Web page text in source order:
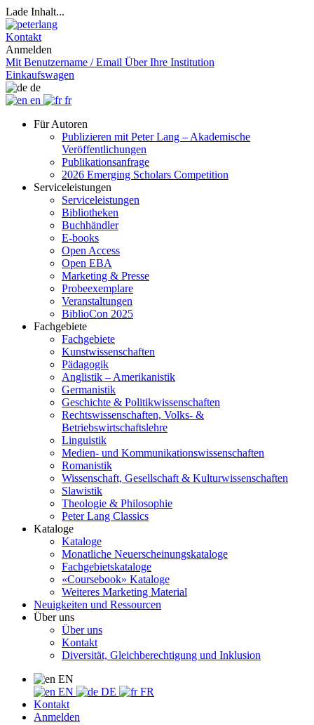
Lade Inhalt...
Kontakt
Anmelden
Mit Benutzername / Email Über Ihre Institution
Einkaufswagen
de
en
fr
Für Autoren
Publizieren mit Peter Lang – Akademische
Veröffentlichungen
Publikationsanfrage
2026 Emerging Scholars Competition
Serviceleistungen
Serviceleistungen
Bibliotheken
Buchhändler
E-books
Open Access
Open EBA
Marketing & Presse
Probeexemplare
Veranstaltungen
BiblioCon 2025
Fachgebiete
Fachgebiete
Kunstwissenschaften
Pädagogik
Anglistik – Amerikanistik
Germanistik
Geschichte & Politikwissenschaften
Rechtswissenschaften, Volks- &
Betriebswirtschaftslehre
Linguistik
Medien- und Kommunikationswissenschaften
Romanistik
Wissenschaft, Gesellschaft & Kulturwissenschaften
Slawistik
Theologie & Philosophie
Peter Lang Classics
Kataloge
Kataloge
Monatliche Neuerscheinungskataloge
Fachgebietskataloge
«Coursebook» Kataloge
Weiteres Marketing Material
Neuigkeiten und Ressourcen
Über uns
Über uns
Kontakt
Diversität, Gleichberechtigung und Inklusion
EN
EN
DE
FR
Kontakt
Anmelden